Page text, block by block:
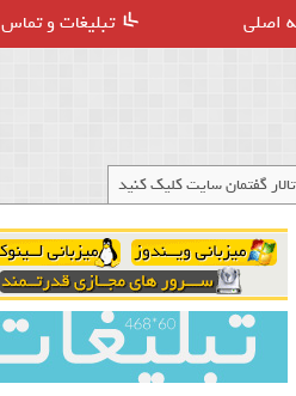
اصلی تبلیغات و تماس
گفتمان سایت کلیک کنید